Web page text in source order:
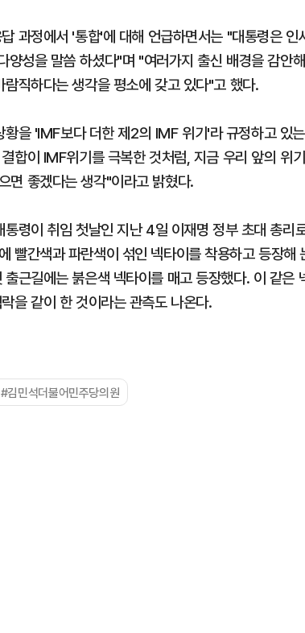
과정에서 '통합'에 대해 언급하면서는 "대통령은
양성을 말씀 하셨다"며 "여러가지 출신 배경을 감안
직하다는 생각을 평소에 갖고 있다"고 했다.
을 'IMF보다 더한 제2의 IMF 위기'라 규정하고 있
합이 IMF위기를 극복한 것처럼, 지금 우리 앞의 위
면 좋겠다는 생각"이라고 밝혔다.
령이 취임 첫날인 지난 4일 이재명 정부 초대 총리
빨간색과 파란색이 섞인 넥타이를 착용하고 등장
근길에는 붉은색 넥타이를 매고 등장했다. 이 같은
을 같이 한 것이라는 관측도 나온다.
#김민석더불어민주당의원